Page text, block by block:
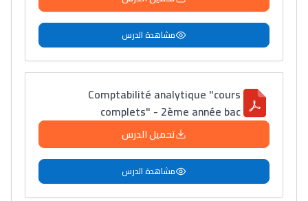
إلياس أريدال، إطار
فمنظّمة دولية
مهنة التّرجمة، العمل
التّطوّعي، التّشبيك و
أشياء أخرى مع مامودو
سامورا
بطلة المغرب فالقفز
الطولي، ملاك البردع
كتحكي على تجربتها
فالرّياضة و الدّراسة
مشاهدة الدرس
Comptabilité analytique "cours
complets" - 2ème année bac
تحميل الدرس
مشاهدة الدرس